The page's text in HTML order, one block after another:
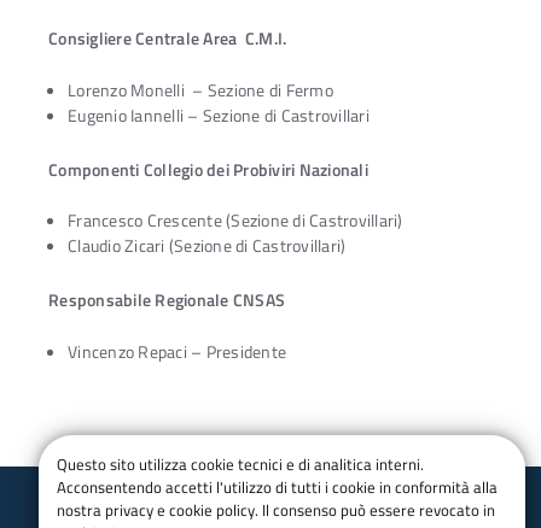
Consigliere Centrale Area C.M.I.
Lorenzo Monelli – Sezione di Fermo
Eugenio Iannelli – Sezione di Castrovillari
Componenti Collegio dei Probiviri Nazionali
Francesco Crescente (Sezione di Castrovillari)
Claudio Zicari (Sezione di Castrovillari)
Responsabile Regionale CNSAS
Vincenzo Repaci – Presidente
Questo sito utilizza cookie tecnici e di analitica interni.
Acconsentendo accetti l'utilizzo di tutti i cookie in conformità alla
nostra privacy e cookie policy. Il consenso può essere revocato in